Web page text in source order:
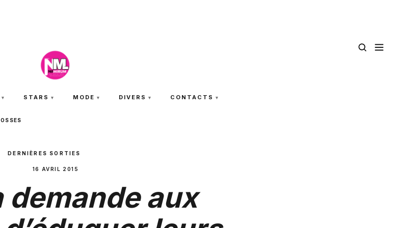
STARS MODE DIVERS CONTACTS
DERNIÈRES SORTIES
16 AVRIL 2015
demande aux